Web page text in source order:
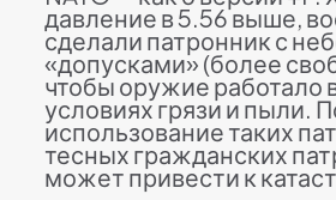
давление в 5.56 выше,
сделали патронник с
«допусками» (более
чтобы оружие работало
условиях грязи и пыли.
использование таких
тесных гражданских
может привести к